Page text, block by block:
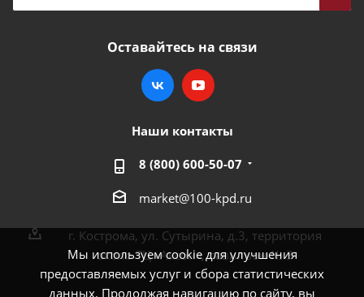
Мы используем cookie для улучшения
предоставляемых услуг и сбора статистических
данных. Продолжая навигацию по сайту, вы
Оставайтесь на связи
Наши контакты
8 (800) 600-50-07
market@100-kpd.ru
г. Кострома, ул. Сутырина, д.3, территория
около ТЦ «Аксон», павильон № 3